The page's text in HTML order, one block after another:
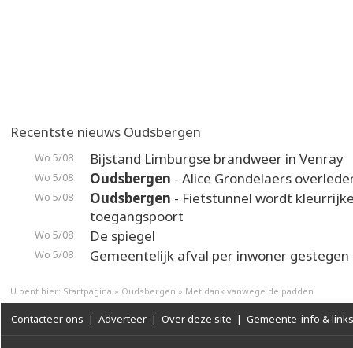
Recentste nieuws Oudsbergen
Wo 5/08 Bijstand Limburgse brandweer in Venray
Wo 5/08 Oudsbergen - Alice Grondelaers
Wo 5/08 Oudsbergen - Fietstunnel wordt
toegangspoort
Wo 5/08 De spiegel
Wo 5/08 Gemeentelijk afval per inwoner gestegen
U bent hier: Startpagina » Oudsbergen » Met dank vanwege de padden
Contacteer ons | Adverteer | Over deze site | Gemeente-info & links